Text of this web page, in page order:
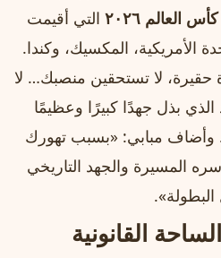
العالم ٢٠٢٦
التي أقيمت
الأمريكية، المكسيك، وكندا.
حقيرة، لا تستحقين منصبك… لا
الذي بذل جهدًا كبيرًا وعظيمًا
كأس العالم ٢٠٢٦». وأضاف مبابي: «بسبب تهورك
المسيرة والجهد التاريخي
القانونية